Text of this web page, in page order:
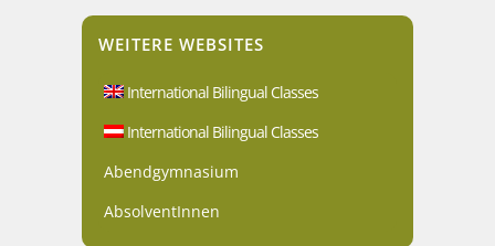
WEITERE WEBSITES
International Bilingual Classes
International Bilingual Classes
Abendgymnasium
AbsolventInnen